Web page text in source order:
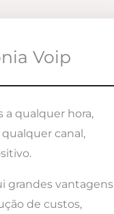
Voip
a qualquer hora,
canal,
grandes vantagens
de custos,